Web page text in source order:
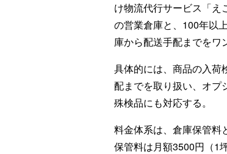
け物流代行サービス「え
の営業倉庫と、100年以
庫から配送手配までをワ
具体的には、商品の入荷
配までを取り扱い、オプ
殊検品にも対応する。
料金体系は、倉庫保管料
保管料は月額3500円（1